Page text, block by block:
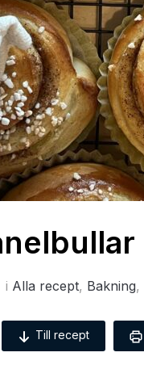
i Alla recept, Bakning,
Till recept